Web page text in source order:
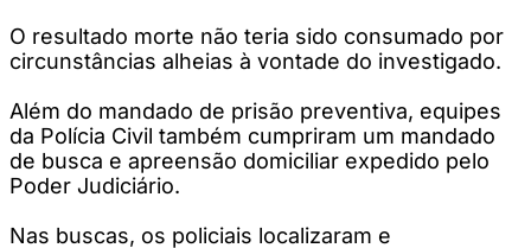
O resultado morte não teria sido consumado por
circunstâncias alheias à vontade do investigado.
Além do mandado de prisão preventiva, equipes
da Polícia Civil também cumpriram um mandado
de busca e apreensão domiciliar expedido pelo
Poder Judiciário.
Nas buscas, os policiais localizaram e